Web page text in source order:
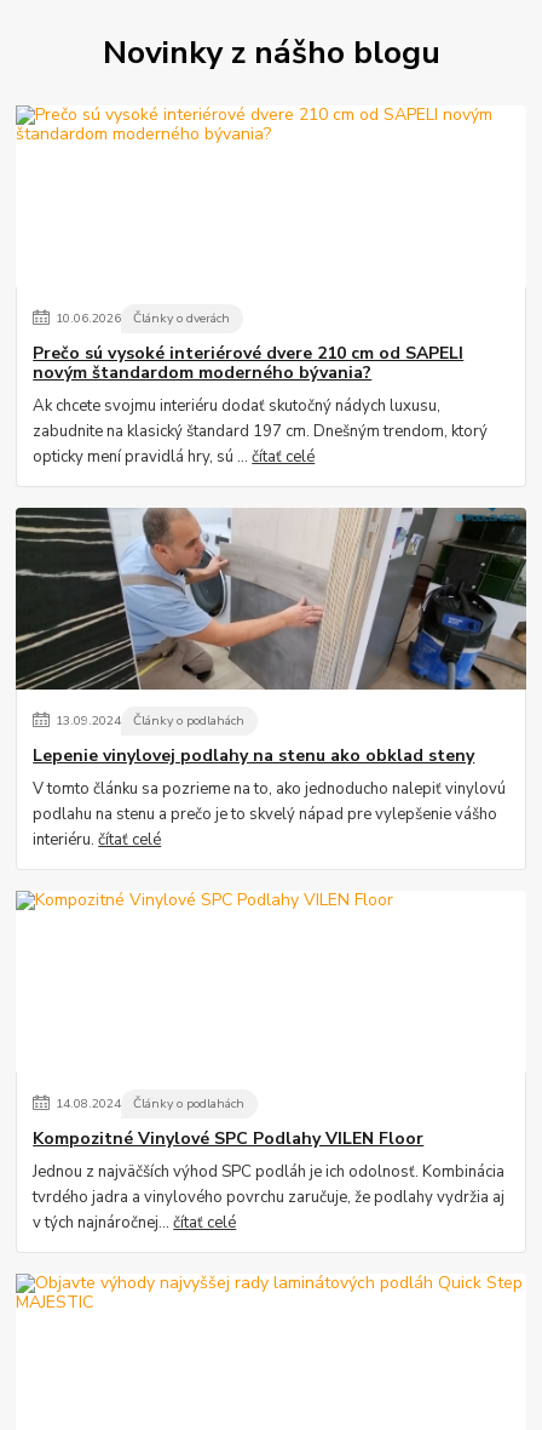
Novinky z nášho blogu
10.06.2026 Články o dverách
Prečo sú vysoké interiérové dvere 210 cm od SAPELI
novým štandardom moderného bývania?
Ak chcete svojmu interiéru dodať skutočný nádych luxusu,
zabudnite na klasický štandard 197 cm. Dnešným trendom, ktorý
opticky mení pravidlá hry, sú ...čítať celé
13.09.2024 Články o podlahách
Lepenie vinylovej podlahy na stenu ako obklad steny
V tomto článku sa pozrieme na to, ako jednoducho nalepiť vinylovú
podlahu na stenu a prečo je to skvelý nápad pre vylepšenie vášho
interiéru.čítať celé
14.08.2024 Články o podlahách
Kompozitné Vinylové SPC Podlahy VILEN Floor
Jednou z najväčších výhod SPC podláh je ich odolnosť. Kombinácia
tvrdého jadra a vinylového povrchu zaručuje, že podlahy vydržia aj
v tých najnáročnej...čítať celé